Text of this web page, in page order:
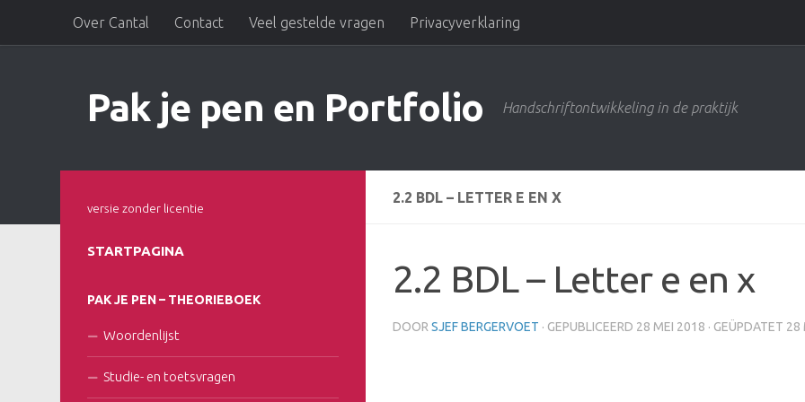
Doorgaan naar inhoud
Over Cantal Contact Veel gestelde vragen Privacyverklaring
Pak je pen en Portfolio Handschriftontwikkeling in de praktijk
2.2 BDL – LETTER E EN X
2.2 BDL – Letter e en x
DOOR SJEF BERGERVOET · GEPUBLICEERD 28 MEI 2018 · GEÜPDATET 28
versie zonder licentie
STARTPAGINA
PAK JE PEN – THEORIEBOEK
Woordenlijst
Studie- en toetsvragen